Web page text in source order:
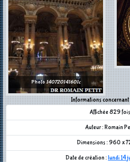
Photo 140720141601c
Informations concernant
Affichée 829 fois
Auteur : Romain
Dimensions : 960 x
Date de création : lundi 14